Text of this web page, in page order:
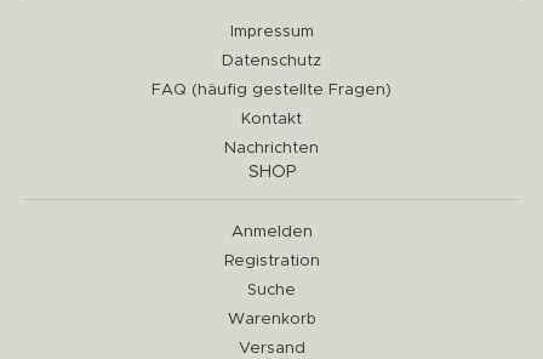
Impressum
Datenschutz
FAQ (häufig gestellte Fragen)
Kontakt
Nachrichten
SHOP
Anmelden
Registration
Suche
Warenkorb
Versand